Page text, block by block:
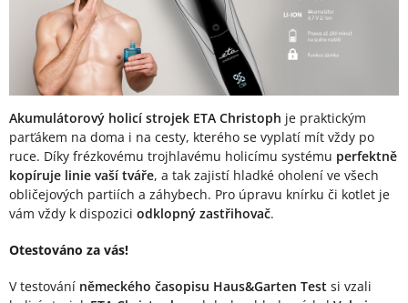
Akumulátorový holicí strojek ETA Christoph je praktickým
parťákem na doma i na cesty, kterého se vyplatí mít vždy po
ruce. Díky frézkovému trojhlavému holicímu systému perfektně
kopíruje linie vaší tváře, a tak zajistí hladké oholení ve všech
obličejových partiích a záhybech. Pro úpravu knírku či kotlet je
vám vždy k dispozici odklopný zastřihovač.
Otestováno za vás!
V testování německého časopisu Haus&Garten Test si vzali